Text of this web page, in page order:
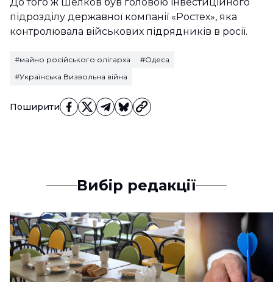
Поширити
підрозділу державної компанії «Ростех», яка
контролювала військових підрядників в росії.
#майно російського олігарха
#Одеса
#Українська Визвольна війна
Вибір редакції